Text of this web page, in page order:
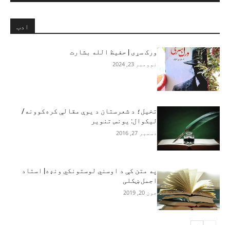
ادب
ورک سړی | حفيظ الله بشارت
نوومبر 23, 2024
تخیل؛ د شعرستان د یوې مقالې کره‌کوونه/
لیکوال: یونس تنویر
دسمبر 27, 2016
په متن کې د اوسني لوستونکي ونډه| استاد
اجمل ښکلی
جون 20, 2019